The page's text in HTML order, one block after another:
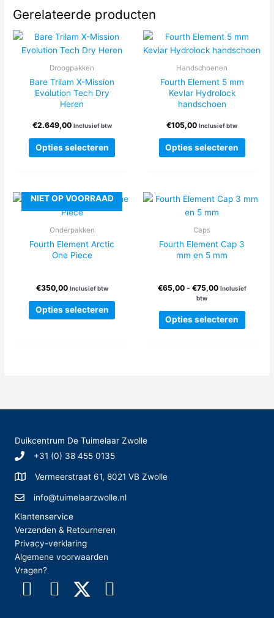
Gerelateerde producten
Droogpakken
Bare Trilam X-Mission
Evolution Tech Dry
Heren
€2.649,00 Inclusief btw
Opties selecteren
Dit
product
variaties.
productpagina
Handschoenen
Fourth Element 5 mm
Kevlar Hydrolock
handschoen
€105,00 Inclusief btw
Opties selecteren
Dit
de
NIET OP VOORRAAD
Onderpakken
Fourth Element Arctic
One Piece
€350,00 Inclusief btw
Opties selecteren
Dit
product
gekozen
op
de
Caps
Fourth Element Cap 3
mm en 5 mm
€65,00 - €75,00Prijsklasse:
€75,00
Inclusief
btw
Opties selecteren
Dit
Duikcentrum De Tuimelaar Zwolle
+31 (0) 38 455 0135
Vermeerstraat 61, 8021 VB Zwolle
info@tuimelaarzwolle.nl
Klantenservice
Verzenden & Retourneren
Privacy-verklaring
Algemene voorwaarden
Vragen?